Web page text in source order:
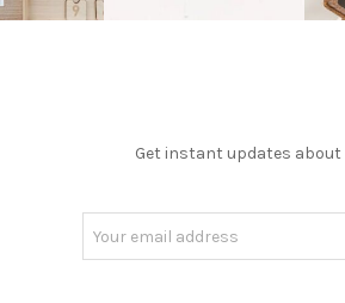
Get instant updates